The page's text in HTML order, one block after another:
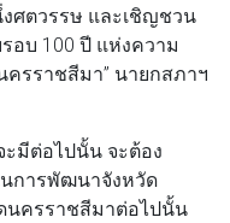
งศตวรรษ และเชิญชวน
อบ 100 ปี แห่งความ
รราชสีมา” นายกสภาฯ
มีต่อไปนั้น จะต้อง
การพัฒนาจังหวัด
นครราชสีมาต่อไปนั้น